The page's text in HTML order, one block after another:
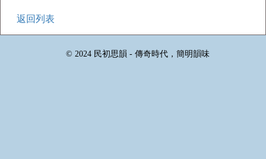
返回列表
© 2024 民初思韻 - 傳奇時代，簡明韻味